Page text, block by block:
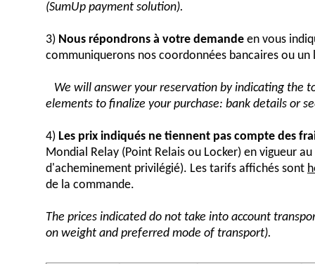
(SumUp payment solution).
3) Nous répondrons à votre demande en vous
communiquerons nos coordonnées bancaires ou
We will answer your reservation by indicating the
elements to finalize your purchase: bank details or
4) Les prix indiqués ne tiennent pas compte des
Mondial Relay (Point Relais ou Locker) en vigueur
d'acheminement privilégié). Les tarifs affichés sont
de la commande.
The prices indicated do not take into account
on weight and preferred mode of transport).